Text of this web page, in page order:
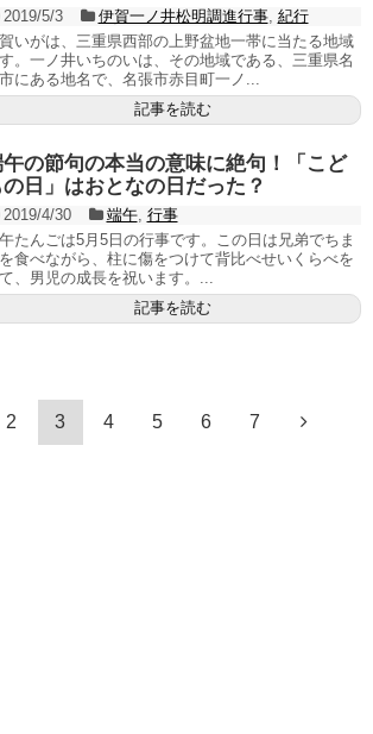
2019/5/3 伊賀一ノ井松明調進行事, 紀行
いがは、三重県西部の上野盆地一帯に当たる地域
。一ノ井いちのいは、その地域である、三重県名
にある地名で、名張市赤目町一ノ...
記事を読む
の節句の本当の意味に絶句！「こど
の日」はおとなの日だった？
2019/4/30 端午, 行事
たんごは5月5日の行事です。この日は兄弟でちま
食べながら、柱に傷をつけて背比べせいくらべを
、男児の成長を祝います。...
記事を読む
2 3 4 5 6 7